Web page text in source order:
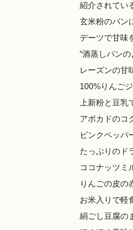
紹介されてい
玄米粉のパン
デーツで甘味
“酒蒸しパン
レーズンの甘
100%りんご
上新粉と豆
アボカドのコ
ピンクペッパ
たっぷりのド
ココナッツミ
りんごの皮の
お米入りで軽
絹ごし豆腐の